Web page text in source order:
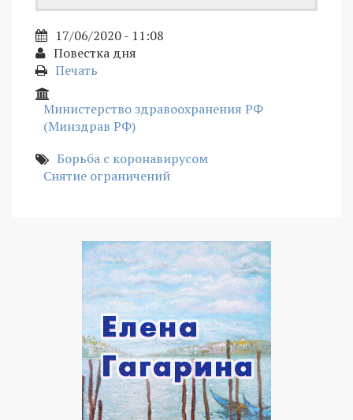
17/06/2020 - 11:08
Повестка дня
Печать
Министерство здравоохранения РФ
(Минздрав РФ)
Борьба с коронавирусом
Снятие ограничений